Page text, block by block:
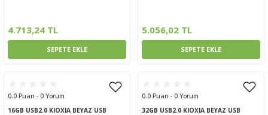
4.713,24 TL
SEPETE EKLE
5.056,02 TL
SEPETE EKLE
0.0 Puan - 0 Yorum
16GB USB2.0 KIOXIA BEYAZ USB
0.0 Puan - 0 Yorum
32GB USB2.0 KIOXIA BEYAZ USB